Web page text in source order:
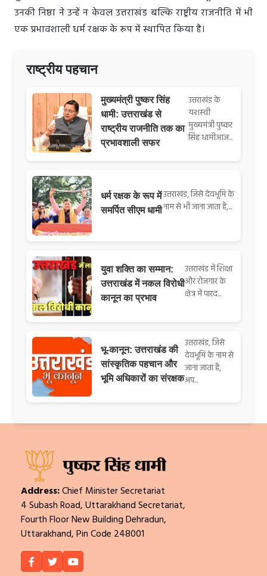
उनकी निष्ठा ने उन्हें न केवल उत्तराखंड बल्कि राष्ट्रीय राजनीति में भी
एक प्रभावशाली धर्म रक्षक के रूप में स्थापित किया है।
राष्ट्रीय पहचान
मुख्यमंत्री पुष्कर सिंह
धामी: उत्तराखंड से
राष्ट्रीय राजनीति तक का
प्रभावशाली सफर
उत्तराखंड के
यशस्वी
मुख्यमंत्री पुष्कर
सिंह धामीआज...
धर्म रक्षक के रूप में
समर्पित सीएम धामी
उत्तराखंड, जिसे देवभूमि के
नाम से भी जाना जाता है,...
युवा शक्ति का सम्मान:
उत्तराखंड में नकल विरोधी
कानून का प्रभाव
उत्तराखंड में शिक्षा
और रोजगार के
क्षेत्र में पारद...
भू-कानून: उत्तराखंड की
सांस्कृतिक पहचान और
भूमि अधिकारों का संरक्षक
उत्तराखंड, जिसे
देवभूमि के नाम से
जाना जाता है,
अप...
Address:Chief Minister Secretariat
4 Subash Road, Uttarakhand Secretariat,
Fourth Floor New Building Dehradun,
Uttarakhand, Pin Code 248001